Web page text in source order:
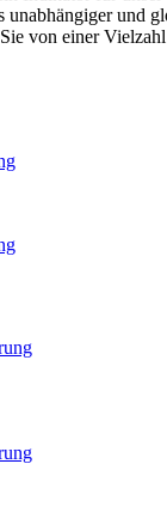
unabhängiger und
von einer